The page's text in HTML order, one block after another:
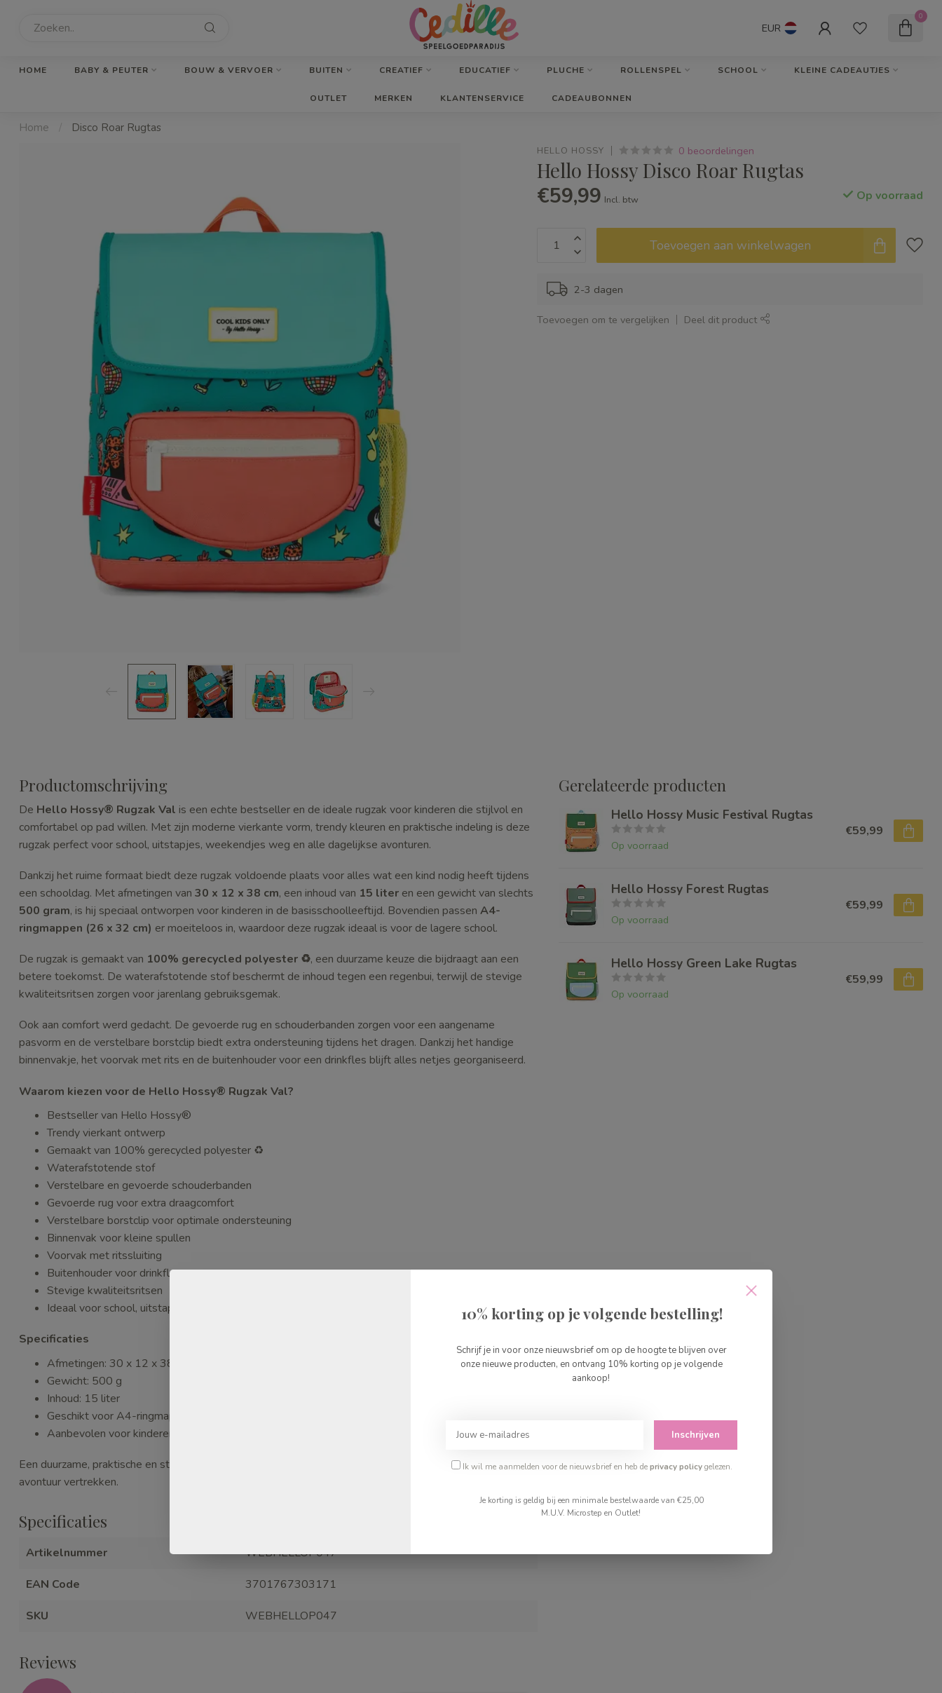
EUR
0
HOME BABY & PEUTER BOUW & VERVOER BUITEN CREATIEF EDUCATIEF PLUCHE ROLLENSPEL SCHOOL KLEINE CADEAUTJES
OUTLET MERKEN KLANTENSERVICE CADEAUBONNEN
Home / Disco Roar Rugtas
HELLO HOSSY 0 beoordelingen
Hello Hossy Disco Roar Rugtas
€59,99 Incl. btw Op voorraad
Toevoegen aan winkelwagen
2-3 dagen
Toevoegen om te vergelijken Deel dit product
Productomschrijving
De Hello Hossy® Rugzak Val is een echte bestseller en de ideale rugzak voor kinderen die stijlvol en
comfortabel op pad willen. Met zijn moderne vierkante vorm, trendy kleuren en praktische indeling is deze
rugzak perfect voor school, uitstapjes, weekendjes weg en alle dagelijkse avonturen.
Dankzij het ruime formaat biedt deze rugzak voldoende plaats voor alles wat een kind nodig heeft tijdens
een schooldag. Met afmetingen van 30 x 12 x 38 cm, een inhoud van 15 liter en een gewicht van slechts
500 gram, is hij speciaal ontworpen voor kinderen in de basisschoolleeftijd. Bovendien passen A4-
ringmappen (26 x 32 cm) er moeiteloos in, waardoor deze rugzak ideaal is voor de lagere school.
De rugzak is gemaakt van 100% gerecycled polyester ♻️, een duurzame keuze die bijdraagt aan een
betere toekomst. De waterafstotende stof beschermt de inhoud tegen een regenbui, terwijl de stevige
kwaliteitsritsen zorgen voor jarenlang gebruiksgemak.
Ook aan comfort werd gedacht. De gevoerde rug en schouderbanden zorgen voor een aangename
pasvorm en de verstelbare borstclip biedt extra ondersteuning tijdens het dragen. Dankzij het handige
binnenvakje, het voorvak met rits en de buitenhouder voor een drinkfles blijft alles netjes georganiseerd.
Waarom kiezen voor de Hello Hossy® Rugzak Val?
Bestseller van Hello Hossy®
Trendy vierkant ontwerp
Gemaakt van 100% gerecycled polyester ♻️
Waterafstotende stof
Verstelbare en gevoerde schouderbanden
Gevoerde rug voor extra draagcomfort
Verstelbare borstclip voor optimale ondersteuning
Binnenvak voor kleine spullen
Voorvak met ritssluiting
Buitenhouder voor drinkfles
Stevige kwaliteitsritsen
Ideaal voor school, uitstappen en vrije tijd
Specificaties
Afmetingen: 30 x 12 x 38 cm
Gewicht: 500 g
Inhoud: 15 liter
Geschikt voor A4-ringmappen (26 x 32 cm)
Aanbevolen voor kinderen in de basisschoolleeftijd
Een duurzame, praktische en stijlvolle rugzak waarmee kinderen elke dag vol vertrouwen naar school en op
avontuur vertrekken.
Specificaties
Artikelnummer WEBHELLOP047
EAN Code 3701767303171
SKU WEBHELLOP047
Reviews
Gerelateerde producten
Hello Hossy Music Festival Rugtas
Op voorraad
€59,99
Hello Hossy Forest Rugtas
Op voorraad
€59,99
Hello Hossy Green Lake Rugtas
Op voorraad
€59,99
10% korting op je volgende bestelling!
Schrijf je in voor onze nieuwsbrief om op de hoogte te blijven over
onze nieuwe producten, en ontvang 10% korting op je volgende
aankoop!
Inschrijven
Ik wil me aanmelden voor de nieuwsbrief en heb deprivacy policygelezen.
Je korting is geldig bij een minimale bestelwaarde van €25,00
M.U.V. Microstep en Outlet!